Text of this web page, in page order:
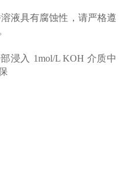
液具有腐蚀性，请严格遵
浸入 1mol/L KOH 介质中